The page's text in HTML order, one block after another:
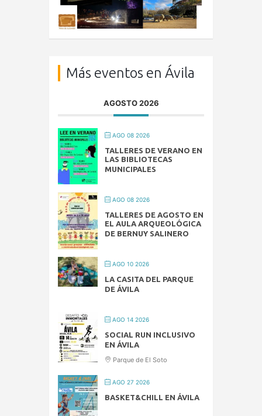
Más eventos en Ávila
AGOSTO 2026
AGO 08 2026
TALLERES DE VERANO EN
LAS BIBLIOTECAS
MUNICIPALES
AGO 08 2026
TALLERES DE AGOSTO EN
EL AULA ARQUEOLÓGICA
DE BERNUY SALINERO
AGO 10 2026
LA CASITA DEL PARQUE
DE ÁVILA
AGO 14 2026
SOCIAL RUN INCLUSIVO
EN ÁVILA
Parque de El Soto
AGO 27 2026
BASKET&CHILL EN ÁVILA